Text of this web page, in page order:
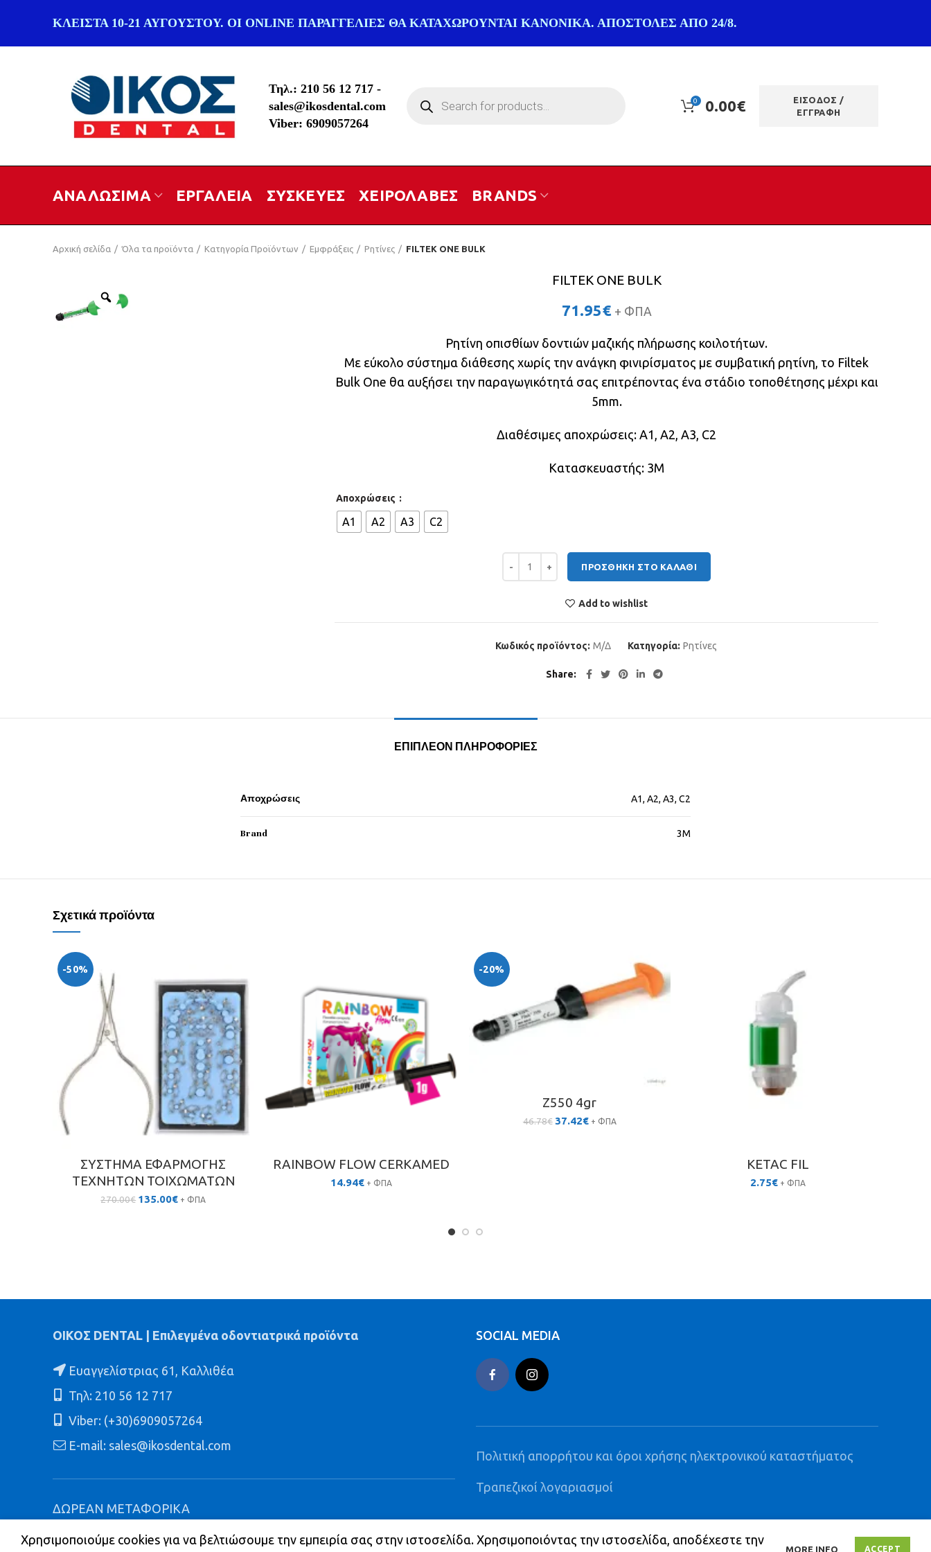
ΚΛΕΙΣΤΑ 10-21 ΑΥΓΟΥΣΤΟΥ. ΟΙ ONLINE ΠΑΡΑΓΓΕΛΙΕΣ ΘΑ ΚΑΤΑΧΩΡΟΥΝΤΑΙ ΚΑΝΟΝΙΚΑ. ΑΠΟΣΤΟΛΕΣ ΑΠΟ 24/8.
Τηλ.: 210 56 12 717 -
sales@ikosdental.com
Viber: 6909057264
search
0 0.00€
ΕΙΣΟΔΟΣ /
ΕΓΓΡΑΦΗ
ΑΝΑΛΩΣΙΜΑ ΕΡΓΑΛΕΙΑ ΣΥΣΚΕΥΕΣ ΧΕΙΡΟΛΑΒΕΣ BRANDS
Αρχική σελίδα Όλα τα προϊόντα Κατηγορία Προϊόντων Εμφράξεις Ρητίνες FILTEK ONE BULK
FILTEK ONE BULK
71.95€ + ΦΠΑ
Ρητίνη οπισθίων δοντιών μαζικής πλήρωσης κοιλοτήτων.
Με εύκολο σύστημα διάθεσης χωρίς την ανάγκη φινιρίσματος με συμβατική ρητίνη, το Filtek
Bulk One θα αυξήσει την παραγωγικότητά σας επιτρέποντας ένα στάδιο τοποθέτησης μέχρι και
5mm.
Διαθέσιμες αποχρώσεις: Α1, Α2, A3, C2
Κατασκευαστής: 3Μ
Αποχρώσεις
A1 A2 A3 C2
ΠΡΟΣΘΉΚΗ ΣΤΟ ΚΑΛΆΘΙ
Add to wishlist
Κωδικός προϊόντος: Μ/Δ Κατηγορία: Ρητίνες
Share
ΕΠΙΠΛΈΟΝ ΠΛΗΡΟΦΟΡΊΕΣ
Αποχρώσεις A1, A2, A3, C2
Brand 3M
Σχετικά προϊόντα
-50%
ΣΥΣΤΗΜΑ ΕΦΑΡΜΟΓΗΣ
ΤΕΧΝΗΤΩΝ ΤΟΙΧΩΜΑΤΩΝ
270.00€ Original
135.00€Η+ ΦΠΑ
RAINBOW FLOW CERKAMED
14.94€ + ΦΠΑ
-20%
Z550 4gr
46.78€ Original
37.42€Η+ ΦΠΑ
KETAC FIL
2.75€ + ΦΠΑ
ΟΙΚΟΣ DENTAL | Επιλεγμένα οδοντιατρικά προϊόντα
Ευαγγελίστριας 61, Καλλιθέα
Τηλ: 210 56 12 717
Viber: (+30)6909057264
E-mail: sales@ikosdental.com
ΔΩΡΕΑΝ ΜΕΤΑΦΟΡΙΚΑ
ΑΞΙΑΣ 60 € ΣΕ ΟΛΗ ΤΗΝ ΕΛΛΑΔΑ
SOCIAL MEDIA
Πολιτική απορρήτου και όροι χρήσης ηλεκτρονικού καταστήματος
Τραπεζικοί λογαριασμοί
Χρησιμοποιούμε cookies για να βελτιώσουμε την εμπειρία σας στην ιστοσελίδα. Χρησιμοποιόντας την ιστοσελίδα, αποδέχεστε την
MORE INFO ACCEPT